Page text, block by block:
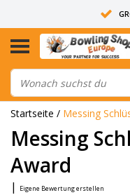
14
ALLE
Startseite / Messing
Messing
Award
| Eigene Bewertung erstellen